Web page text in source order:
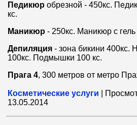
Педикюр обрезной - 450кс.
кс.
Маникюр - 250кс. Маникюр с
Депиляция - зона бикини 400кс.
100кс. Подмышки 100 кс.
Прага 4, 300 метров от метро
Косметические услуги
13.05.2014